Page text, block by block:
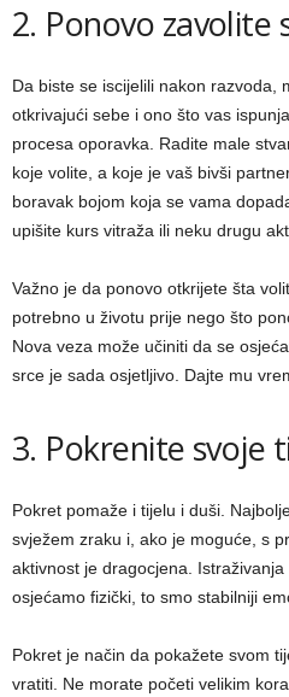
2. Ponovo zavolite
Da biste se iscijelili nakon razvoda,
otkrivajući sebe i ono što vas
procesa oporavka. Radite male
koje volite, a koje je vaš bivši
boravak bojom koja se vama
upišite kurs vitraža ili neku drugu
Važno je da ponovo otkrijete šta
potrebno u životu prije nego što
Nova veza može učiniti da se
srce je sada osjetljivo. Dajte mu
3. Pokrenite svoje
Pokret pomaže i tijelu i duši.
svježem zraku i, ako je moguće, s
aktivnost je dragocjena.
osjećamo fizički, to smo stabilniji
Pokret je način da pokažete svom
vratiti. Ne morate početi velikim